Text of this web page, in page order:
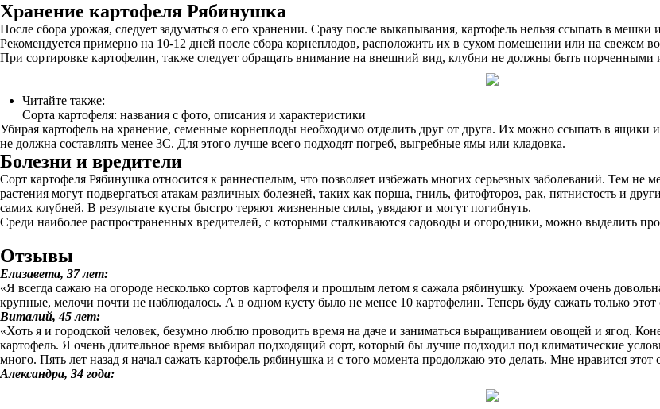
Хранение картофеля Рябинушка
После сбора урожая, следует задуматься о его хранении. Сразу после выкапывания, картофель нельзя ссыпать в
Рекомендуется примерно на 10-12 дней после сбора корнеплодов, расположить их в сухом помещении или на свежем
При сортировке картофелин, также следует обращать внимание на внешний вид, клубни не должны быть
Читайте также:
Сорта картофеля: названия с фото, описания и характеристики
Убирая картофель на хранение, семенные корнеплоды необходимо отделить друг от друга. Их можно ссыпать в
не должна составлять менее 3С. Для этого лучше всего подходят погреб, выгребные ямы или кладовка.
Болезни и вредители
Сорт картофеля Рябинушка относится к раннеспелым, что позволяет избежать многих серьезных заболеваний. Тем не
растения могут подвергаться атакам различных болезней, таких как порша, гниль, фитофтороз, рак, пятнистость и
самих клубней. В результате кусты быстро теряют жизненные силы, увядают и могут погибнуть.
Среди наиболее распространенных вредителей, с которыми сталкиваются садоводы и огородники, можно выделить
Отзывы
Елизавета, 37 лет:
«Я всегда сажаю на огороде несколько сортов картофеля и прошлым летом я сажала рябинушку. Урожаем очень
крупные, мелочи почти не наблюдалось. А в одном кусту было не менее 10 картофелин. Теперь буду сажать только этот
Виталий, 45 лет:
«Хоть я и городской человек, безумно люблю проводить время на даче и заниматься выращиванием овощей и ягод.
картофель. Я очень длительное время выбирал подходящий сорт, который бы лучше подходил под климатические
много. Пять лет назад я начал сажать картофель рябинушка и с того момента продолжаю это делать. Мне нравится
Александра, 34 года: